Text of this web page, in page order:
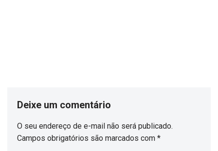
Deixe um comentário
O seu endereço de e-mail não será publicado.
Campos obrigatórios são marcados com *